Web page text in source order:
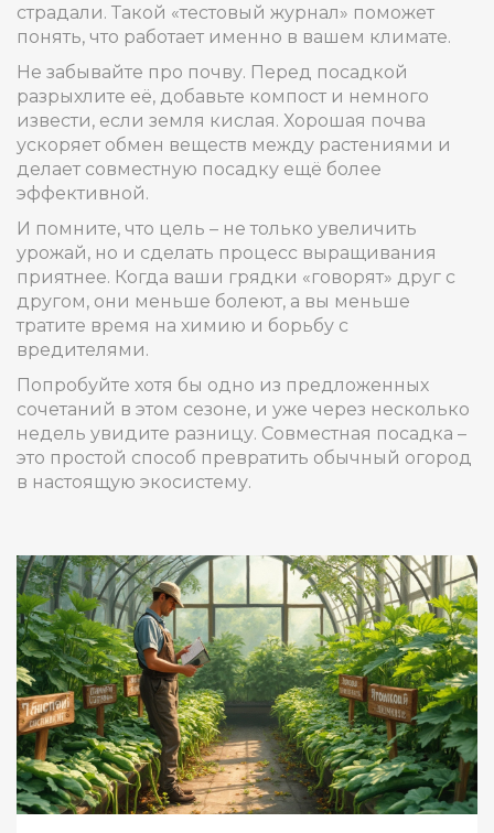
страдали. Такой «тестовый журнал» поможет
понять, что работает именно в вашем климате.
Не забывайте про почву. Перед посадкой
разрыхлите её, добавьте компост и немного
извести, если земля кислая. Хорошая почва
ускоряет обмен веществ между растениями и
делает совместную посадку ещё более
эффективной.
И помните, что цель – не только увеличить
урожай, но и сделать процесс выращивания
приятнее. Когда ваши грядки «говорят» друг с
другом, они меньше болеют, а вы меньше
тратите время на химию и борьбу с
вредителями.
Попробуйте хотя бы одно из предложенных
сочетаний в этом сезоне, и уже через несколько
недель увидите разницу. Совместная посадка –
это простой способ превратить обычный огород
в настоящую экосистему.